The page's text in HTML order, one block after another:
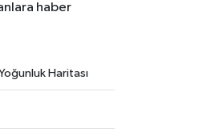
haber
Haritası